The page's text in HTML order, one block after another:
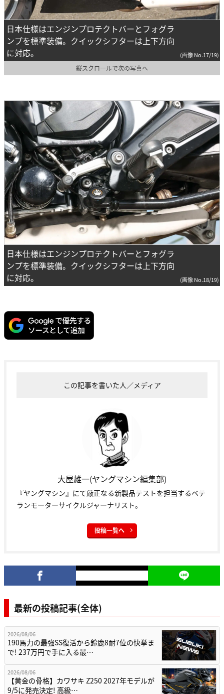
日本仕様はエンジンプロテクトバーとフォグラ
ンプを標準装備。クイックシフターは上下方向
に対応。
(画像 No.17/19)
縦スクロールで次の写真へ
日本仕様はエンジンプロテクトバーとフォグラ
ンプを標準装備。クイックシフターは上下方向
に対応。
(画像 No.18/19)
この記事を書いた人／メディア
大屋雄一(ヤングマシン編集部)
『ヤングマシン』にて厳正なる新製品テストを担当するベテ
ランモーターサイクルジャーナリスト。
投稿一覧へ
最新の投稿記事(全体)
2026/08/06
190馬力の最強SS復活から鈴鹿8耐7位の快挙ま
で! 237万円で手に入る最…
2026/08/06
【黄金の骨格】カワサキ Z250 2027年モデルが
9/5に発売決定! 高級…